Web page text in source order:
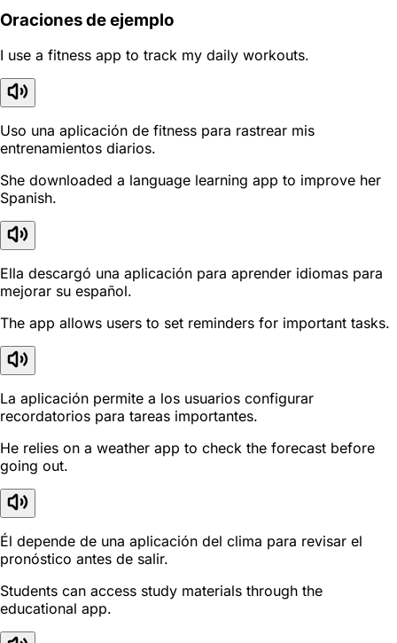
Oraciones de ejemplo
I use a fitness app to track my daily workouts.
Uso una aplicación de fitness para rastrear mis
entrenamientos diarios.
She downloaded a language learning app to improve her
Spanish.
Ella descargó una aplicación para aprender idiomas para
mejorar su español.
The app allows users to set reminders for important tasks.
La aplicación permite a los usuarios configurar
recordatorios para tareas importantes.
He relies on a weather app to check the forecast before
going out.
Él depende de una aplicación del clima para revisar el
pronóstico antes de salir.
Students can access study materials through the
educational app.